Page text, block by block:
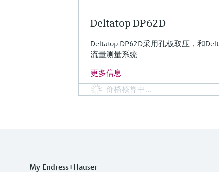
Deltatop DP62D
Deltatop DP62D采用孔板取压，和
流量测量系统
更多信息
价格核算中…
My Endress+Hauser